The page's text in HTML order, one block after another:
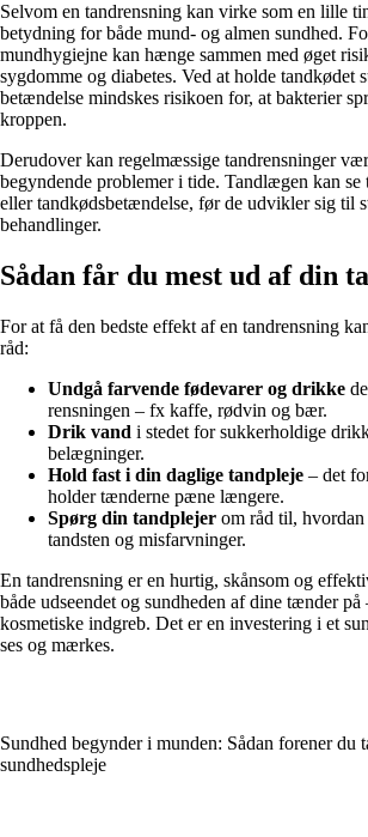
Selvom en tandrensning kan virke som en lille
betydning for både mund- og almen sundhed.
mundhygiejne kan hænge sammen med øget
sygdomme og diabetes. Ved at holde tandkødet
betændelse mindskes risikoen for, at bakterier
kroppen.
Derudover kan regelmæssige tandrensninger
begyndende problemer i tide. Tandlægen kan se
eller tandkødsbetændelse, før de udvikler sig til
behandlinger.
Sådan får du mest ud af din
For at få den bedste effekt af en tandrensning
råd:
Undgå farvende fødevarer og drikke
rensningen – fx kaffe, rødvin og bær.
Drik vand i stedet for sukkerholdige
belægninger.
Hold fast i din daglige tandpleje – det
holder tænderne pæne længere.
Spørg din tandplejer om råd til,
tandsten og misfarvninger.
En tandrensning er en hurtig, skånsom og
både udseendet og sundheden af dine tænder på
kosmetiske indgreb. Det er en investering i et
ses og mærkes.
Sundhed begynder i munden: Sådan forener du
sundhedspleje